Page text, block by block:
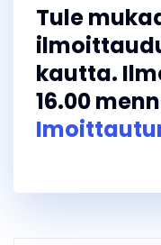
Tule
kautta.
16.00